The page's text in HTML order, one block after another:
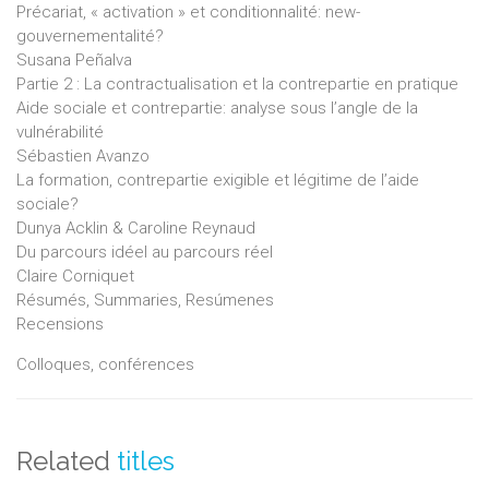
Précariat, « activation » et conditionnalité: new-
gouvernementalité?
Susana Peñalva
Partie 2 : La contractualisation et la contrepartie en pratique
Aide sociale et contrepartie: analyse sous l’angle de la
vulnérabilité
Sébastien Avanzo
La formation, contrepartie exigible et légitime de l’aide
sociale?
Dunya Acklin & Caroline Reynaud
Du parcours idéel au parcours réel
Claire Corniquet
Résumés, Summaries, Resúmenes
Recensions
Colloques, conférences
Related titles